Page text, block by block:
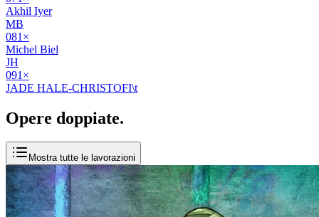
Akhil Iyer
MB
081 ×
Michel Biel
JH
091 ×
JADE HALE-CHRISTOFI\t
Opere doppiate.
Mostra tutte le lavorazioni